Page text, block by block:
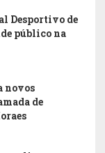
Desportivo de
público na
novos
de